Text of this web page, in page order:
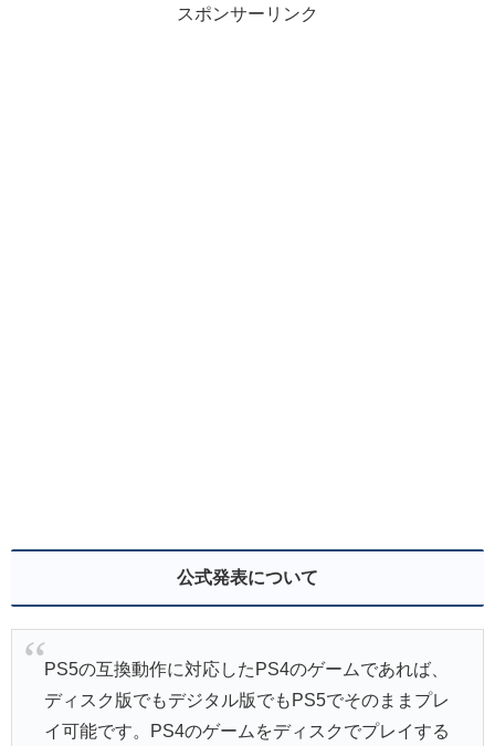
スポンサーリンク
公式発表について
PS5の互換動作に対応したPS4のゲームであれば、
ディスク版でもデジタル版でもPS5でそのままプレ
イ可能です。PS4のゲームをディスクでプレイする